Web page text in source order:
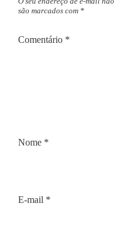
são marcados com *
Comentário *
Nome *
E-mail *